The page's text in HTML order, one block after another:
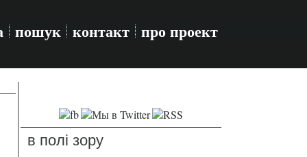
пошук контакт про проект
в полі зору